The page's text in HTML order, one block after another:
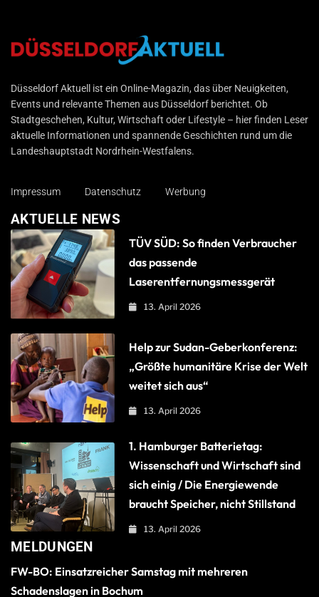
Düsseldorf Aktuell
Düsseldorf Aktuell ist ein Online-Magazin, das über Neuigkeiten,
Events und relevante Themen aus Düsseldorf berichtet. Ob
Stadtgeschehen, Kultur, Wirtschaft oder Lifestyle – hier finden Leser
aktuelle Informationen und spannende Geschichten rund um die
Landeshauptstadt Nordrhein-Westfalens.
Impressum Datenschutz Werbung
AKTUELLE NEWS
TÜV SÜD: So finden Verbraucher
das passende
Laserentfernungsmessgerät
13. April 2026
Help zur Sudan-Geberkonferenz:
„Größte humanitäre Krise der Welt
weitet sich aus“
13. April 2026
1. Hamburger Batterietag:
Wissenschaft und Wirtschaft sind
sich einig / Die Energiewende
braucht Speicher, nicht Stillstand
13. April 2026
MELDUNGEN
FW-BO: Einsatzreicher Samstag mit mehreren
Schadenslagen in Bochum